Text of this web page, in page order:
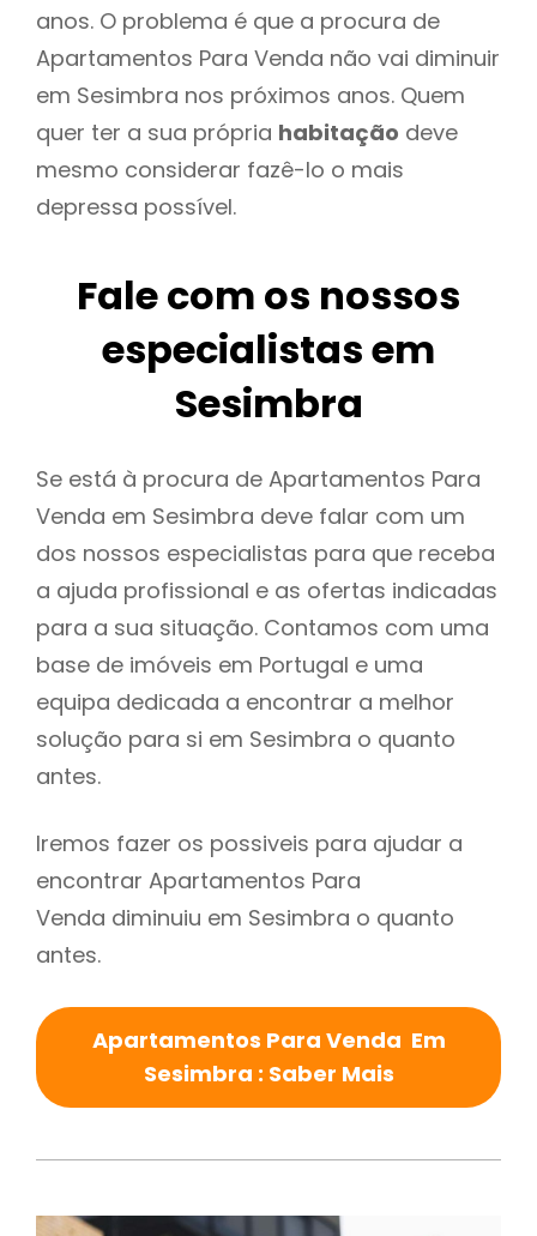
anos. O problema é que a procura de
Apartamentos Para Venda não vai diminuir
em Sesimbra nos próximos anos. Quem
quer ter a sua própria habitação deve
mesmo considerar fazê-lo o mais
depressa possível.
Fale com os nossos
especialistas em
Sesimbra
Se está à procura de Apartamentos Para
Venda em Sesimbra deve falar com um
dos nossos especialistas para que receba
a ajuda profissional e as ofertas indicadas
para a sua situação. Contamos com uma
base de imóveis em Portugal e uma
equipa dedicada a encontrar a melhor
solução para si em Sesimbra o quanto
antes.
Iremos fazer os possiveis para ajudar a
encontrar Apartamentos Para
Venda diminuiu em Sesimbra o quanto
antes.
Apartamentos Para Venda Em
Sesimbra : Saber Mais